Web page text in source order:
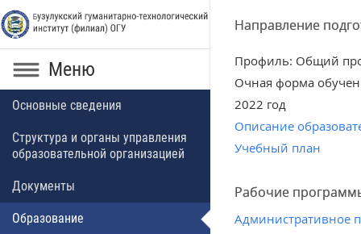
Направление
Профиль: Общий
Очная форма
2022 год
Описание
Учебный план
Рабочие
Административное
Меню
Основные сведения
Структура и органы управления
образовательной организацией
Документы
Образование